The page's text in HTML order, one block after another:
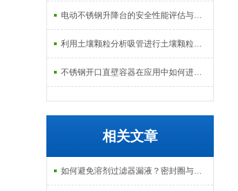
电动不锈钢升降台的安全性能评估与控制
利用土壤颗粒分析吸管进行土壤颗粒定量分析的研究
不锈钢开口直壁容器在应用中如何进行维护和保养？
相关文章
如何避免溶剂过滤器漏液？密封圈与安装技巧